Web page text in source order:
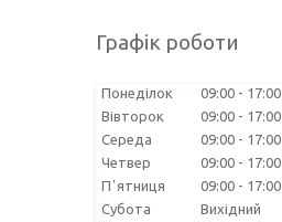
Графік роботи
Понеділок 09:00
17:00
Вівторок
09:00
17:00
Середа
09:00
17:00
Четвер
09:00
17:00
Пʼятниця
09:00
17:00
Субота
Вихідний